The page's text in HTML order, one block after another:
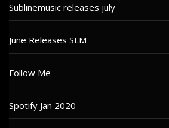
Sublinemusic releases july
June Releases SLM
Follow Me
Spotify Jan 2020